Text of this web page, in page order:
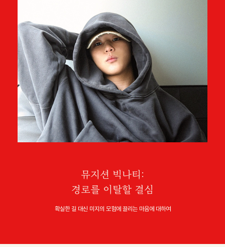
뮤지션 빅나티:
경로를 이탈할 결심
확실한 길 대신 미지의 모험에 끌리는 마음에 대하여